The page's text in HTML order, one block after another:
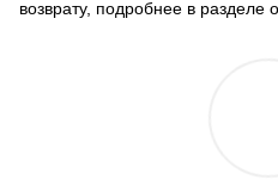
возврату, подробнее в разделе